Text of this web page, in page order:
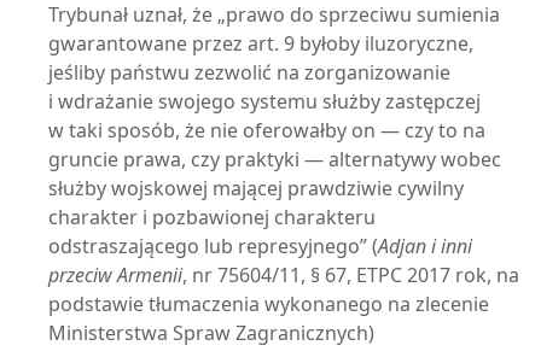
Trybunał uznał, że „prawo do sprzeciwu sumienia
gwarantowane przez art. 9 byłoby iluzoryczne,
jeśliby państwu zezwolić na zorganizowanie
i wdrażanie swojego systemu służby zastępczej
w taki sposób, że nie oferowałby on — czy to na
gruncie prawa, czy praktyki — alternatywy wobec
służby wojskowej mającej prawdziwie cywilny
charakter i pozbawionej charakteru
odstraszającego lub represyjnego” (Adjan i inni
przeciw Armenii, nr 75604/11, § 67, ETPC 2017 rok, na
podstawie tłumaczenia wykonanego na zlecenie
Ministerstwa Spraw Zagranicznych)